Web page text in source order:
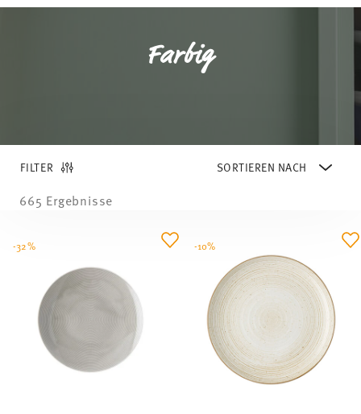
Farbig
FILTER
665 Ergebnisse
-32% -10%